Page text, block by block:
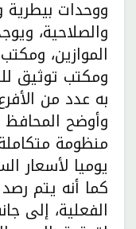
ووحدات بيطرية
والصلاحية،
الموازين،
ومكتب توثيق
به عدد من
وأوضح
منظومة
يوميا لأسعار
كما أنه يتم
الفعلية، إلى